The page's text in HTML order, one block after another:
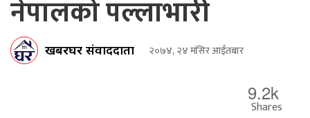
नेपालको पल्लाभारी
खबरघर संवाददाता २०७४, २४ मंसिर आईतबार
9.2k
Shares